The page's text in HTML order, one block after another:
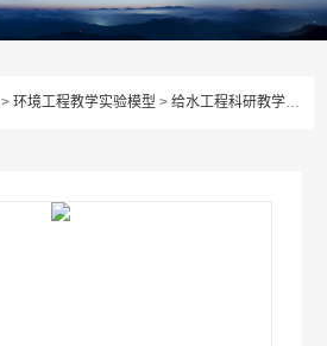
>环境工程教学实验模型 >给水工程科研教学实验装置